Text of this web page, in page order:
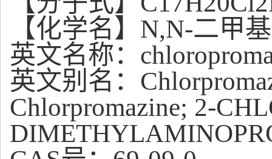
【化学名】N,N-二甲
英文名称：
英文别名：
Chlorpromazine; 2-